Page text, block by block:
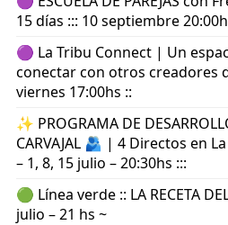
15 días ::: 10 septiembre
🟣 La Tribu Connect | Un
conectar con otros creadores
viernes 17:00hs ::
✨ PROGRAMA DE
CARVAJAL 🫂 | 4 Directos en
– 1, 8, 15 julio – 20:30hs :::
🟢 Línea verde :: LA RECETA
julio – 21 hs ~